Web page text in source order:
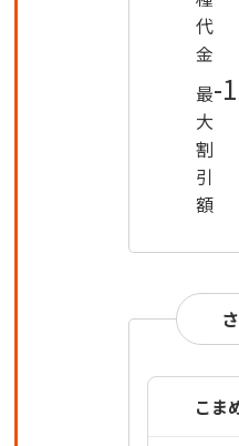
代
金
最
大
割
引
額
-
こま